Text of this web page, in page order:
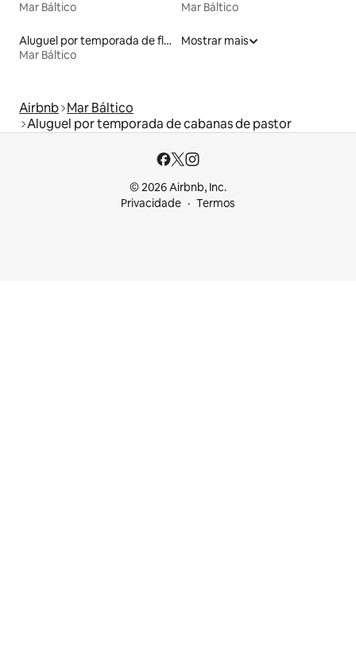
Mar Báltico
Mar Báltico
Aluguel por temporada de flats
Mar Báltico
Mostrar mais
Airbnb Mar Báltico
Aluguel por temporada de cabanas de pastor
© 2026 Airbnb, Inc.
Privacidade
Termos